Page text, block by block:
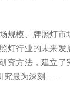
规模、牌照灯市
灯行业的未来
究方法，建立
究最为深刻......